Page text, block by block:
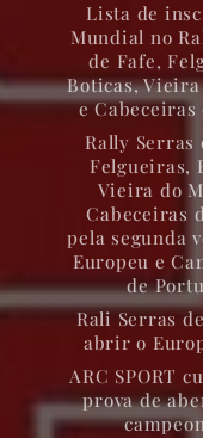
Lista de
Mundial no
de Fafe,
Boticas,
e Cabeceiras
Rally Serras
Felgueiras,
Vieira do
Cabeceiras
pela segunda
Europeu e
de
Rali Serras
abrir o
ARC SPORT
prova de